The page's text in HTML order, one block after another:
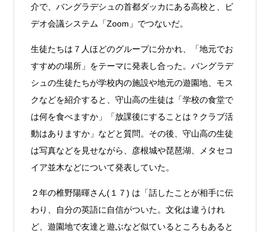
介で、バングラデシュの首都ダッカにある高校と、ビ
デオ会議システム「Zoom」でつないだ。
生徒たちは７人ほどのグループに分かれ、「地元でお
すすめの場所」をテーマに発表し合った。バングラデ
シュの生徒たちが学校内の施設や地元の遊園地、モス
クなどを紹介すると、守山高の生徒は「学校の食堂で
は何を食べますか」「放課後にすることは？クラブ活
動はありますか」などと質問。その後、守山高の生徒
は写真などを見せながら、彦根城や琵琶湖、メタセコ
イア並木などについて発表していた。
２年の椎野陽暉さん(１７) は「話したことが相手に伝
わり、自分の英語に自信がついた。文化は違うけれ
ど、遊園地で友達と遊ぶなど似ているところもあると